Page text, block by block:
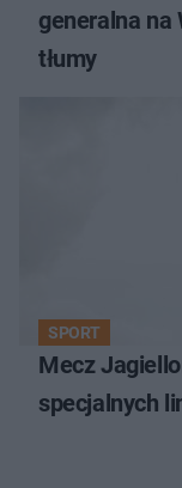
generalna na
tłumy
SPORT
Mecz
specjalnych